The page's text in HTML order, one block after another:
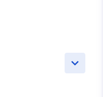
keyboard_arrow_down